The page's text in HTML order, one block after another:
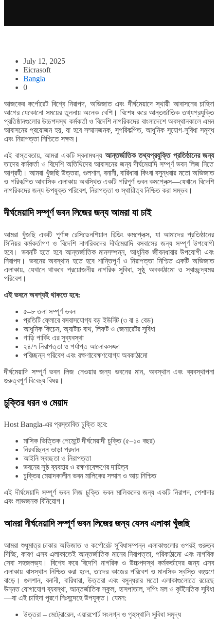
July 12, 2025
Eicrasoft
Bangla
0
আজকের কর্পোরেট বিশ্বে নিরাপদ, অভিজাত এবং দীর্ঘমেয়াদে স্থায়ী আবাসনের চাহিদা
আগের যেকোনো সময়ের তুলনায় অনেক বেশি। বিশেষ করে আন্তর্জাতিক তথ্যপ্রযুক্তি
প্রতিষ্ঠানগুলোর উচ্চপদস্থ কর্মকর্তা ও বিদেশি নাগরিকদের বাংলাদেশে অবস্থানকালে এমন
আবাসনের প্রয়োজন হয়, যা হবে সম্মানজনক, সুপরিকল্পিত, আধুনিক সুযোগ-সুবিধা সমৃদ্ধ
এবং নিরাপত্তা নিশ্চিতে সক্ষম।
এই বাস্তবতায়, আমরা একটি স্বনামধন্য আন্তর্জাতিক তথ্যপ্রযুক্তি প্রতিষ্ঠানের জন্য
তাদের কর্মকর্তা ও বিদেশি অতিথিদের আবাসনের জন্য দীর্ঘমেয়াদি সম্পূর্ণ ভবন লিজ নিতে
আগ্রহী। আমরা খুঁজছি উত্তরা, গুলশান, বনানী, বারিধারা কিংবা বসুন্ধরার মতো অভিজাত
ও পরিকল্পিত আবাসিক এলাকায় অবস্থিত একটি পরিপূর্ণ ভবন কমপ্লেক্স—যেখানে বিদেশি
নাগরিকদের জন্য উপযুক্ত পরিবেশ, নিরাপত্তা ও স্থায়ীত্ব নিশ্চিত করা সম্ভব।
দীর্ঘমেয়াদি সম্পূর্ণ ভবন লিজের জন্য আমরা যা চাই
আমরা খুঁজছি একটি পূর্ণাঙ্গ রেসিডেনশিয়াল বিল্ডিং কমপ্লেক্স, যা আমাদের প্রতিষ্ঠানের
সিনিয়র কর্মকর্তাগণ ও বিদেশি নাগরিকদের দীর্ঘমেয়াদি বসবাসের জন্য সম্পূর্ণ উপযোগী
হবে। ভবনটি হতে হবে আন্তর্জাতিক মানসম্পন্ন, আধুনিক জীবনধারার উপযোগী এবং
নিরাপদ। ভবনের অবস্থান হতে হবে শান্তিপূর্ণ ও নিরাপত্তা নিশ্চিত একটি অভিজাত
এলাকায়, যেখানে থাকবে প্রয়োজনীয় নাগরিক সুবিধা, সুষ্ঠু অবকাঠামো ও স্বাচ্ছন্দ্যময়
পরিবেশ।
এই ভবনে অবশ্যই থাকতে হবে:
৫–৮ তলা সম্পূর্ণ ভবন
প্রতিটি ফ্লোরে বসবাসযোগ্য বড় ইউনিট (৩ বা ৪ বেড)
আধুনিক কিচেন, অ্যাটাচ বাথ, লিফট ও জেনারেটর সুবিধা
গাড়ি পার্কিং এর সুব্যবস্থা
২৪/৭ নিরাপত্তা ও পর্যাপ্ত আলোকসজ্জা
পরিচ্ছন্ন পরিবেশ এবং রক্ষণাবেক্ষণযোগ্য অবকাঠামো
দীর্ঘমেয়াদি সম্পূর্ণ ভবন লিজ নেওয়ার জন্য ভবনের মান, অবস্থান এবং ব্যবস্থাপনা
গুরুত্বপূর্ণ বিবেচ্য বিষয়।
চুক্তির ধরন ও মেয়াদ
Host Bangla-এর প্রস্তাবিত চুক্তি হবে:
মাসিক ভিত্তিক পেমেন্টে দীর্ঘমেয়াদী চুক্তি (৫–১০ বছর)
নিরবচ্ছিন্ন ভাড়া প্রদান
আইনি স্বচ্ছতা ও নিরাপত্তা
ভবনের সুষ্ঠ ব্যবহার ও রক্ষণাবেক্ষণের দায়িত্ব
চুক্তির মেয়াদকালীন ভবন মালিকের সম্মান ও আয় নিশ্চিত
এই দীর্ঘমেয়াদি সম্পূর্ণ ভবন লিজ চুক্তি ভবন মালিকদের জন্য একটি নিরাপদ, পেশাদার
এবং লাভজনক বিনিয়োগ।
আমরা দীর্ঘমেয়াদি সম্পূর্ণ ভবন লিজের জন্য যেসব এলাকা খুঁজছি
আমরা শুধুমাত্র ঢাকার অভিজাত ও কর্পোরেট সুবিধাসম্পন্ন এলাকাগুলোর ওপরই গুরুত্ব
দিচ্ছি, কারণ এসব এলাকাতেই আন্তর্জাতিক মানের নিরাপত্তা, পরিকাঠামো এবং নাগরিক
সেবা সহজলভ্য। বিশেষ করে বিদেশি নাগরিক ও উচ্চপদস্থ কর্মকর্তাদের জন্য এসব
এলাকায় বাসস্থান নিশ্চিত করা হলে, তাদের কাজের পরিবেশ ও মানসিক স্বস্তি বহুগুণে
বাড়ে। গুলশান, বনানী, বারিধারা, উত্তরা এবং বসুন্ধরার মতো এলাকাগুলোতে রয়েছে
উন্নত যোগাযোগ ব্যবস্থা, আন্তর্জাতিক স্কুল, হাসপাতাল, শপিং মল ও কূটনৈতিক সুবিধা
—যা এই চাহিদা পূরণে নিঃসন্দেহে উপযুক্ত। যেমন:
উত্তরা – মেট্রোরেল, এয়ারপোর্ট সংলগ্ন ও গৃহস্থালি সুবিধা সমৃদ্ধ